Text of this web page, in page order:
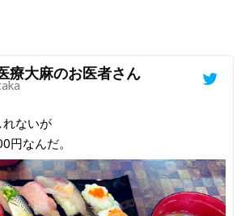
療大麻のお医者さん
ないが
円なんだ。